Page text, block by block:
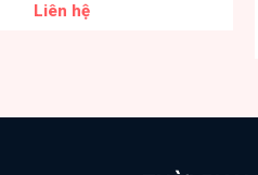
Liên hệ